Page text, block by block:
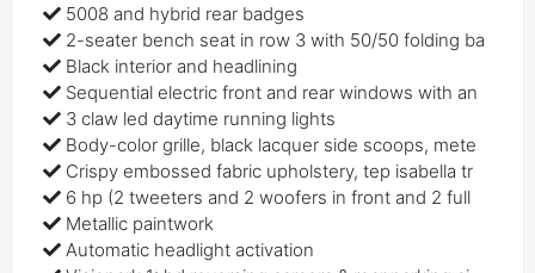
5008 and hybrid rear badges
2-seater bench seat in row 3 with 50/50 folding ba
Black interior and headlining
Sequential electric front and rear windows with an
3 claw led daytime running lights
Body-color grille, black lacquer side scoops, mete
Crispy embossed fabric upholstery, tep isabella tr
6 hp (2 tweeters and 2 woofers in front and 2 full
Metallic paintwork
Automatic headlight activation